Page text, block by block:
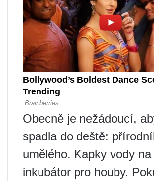
Obecně je nežádoucí,
spadla do deště:
umělého. Kapky vody
inkubátor pro houby.